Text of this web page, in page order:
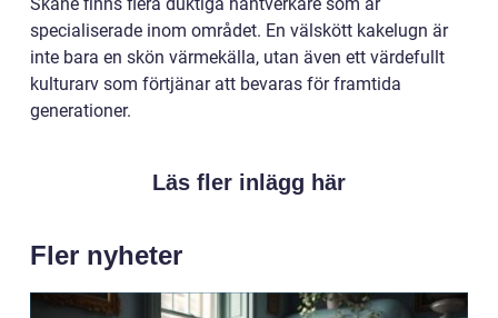
Skåne finns flera duktiga hantverkare som är
specialiserade inom området. En välskött kakelugn är
inte bara en skön värmekälla, utan även ett värdefullt
kulturarv som förtjänar att bevaras för framtida
generationer.
Läs fler inlägg här
Fler nyheter